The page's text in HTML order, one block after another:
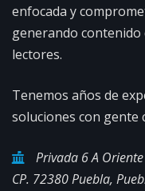
enfocada y
generando
lectores.
Tenemos años de
soluciones con gente
Privada 6 A
CP. 72380 Puebla,